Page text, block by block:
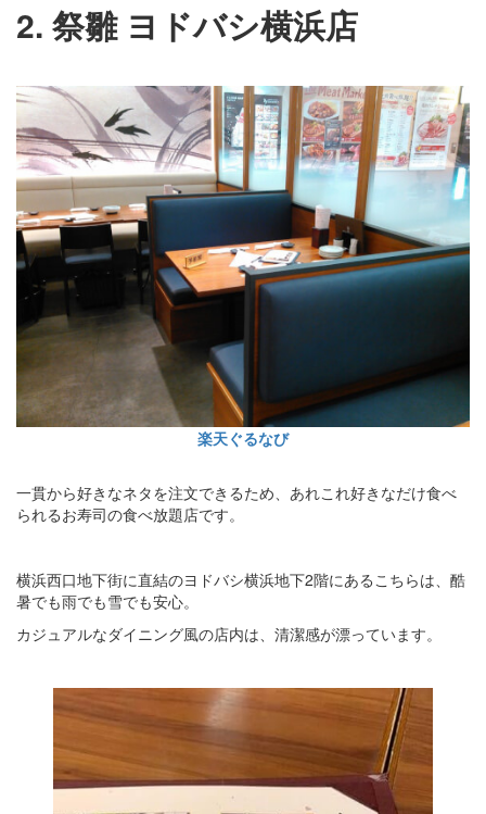
2. 祭雛 ヨドバシ横浜店
楽天ぐるなび
一貫から好きなネタを注文できるため、あれこれ好きなだけ食べ
られるお寿司の食べ放題店です。
横浜西口地下街に直結のヨドバシ横浜地下2階にあるこちらは、酷
暑でも雨でも雪でも安心。
カジュアルなダイニング風の店内は、清潔感が漂っています。